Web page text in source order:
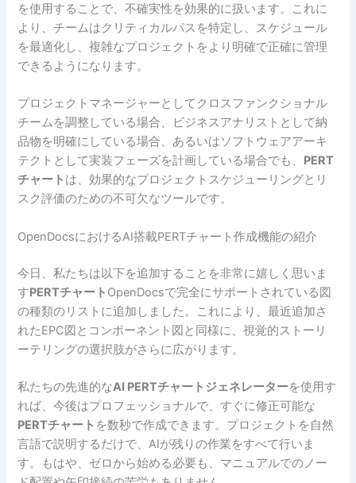
を使用することで、不確実性を効果的に扱います。これに
より、チームはクリティカルパスを特定し、スケジュール
を最適化し、複雑なプロジェクトをより明確で正確に管理
できるようになります。
プロジェクトマネージャーとしてクロスファンクショナル
チームを調整している場合、ビジネスアナリストとして納
品物を明確にしている場合、あるいはソフトウェアアーキ
テクトとして実装フェーズを計画している場合でも、 PERT
チャート は、効果的なプロジェクトスケジューリングとリ
スク評価のための不可欠なツールです。
OpenDocsにおけるAI搭載PERTチャート作成機能の紹介
今日、私たちは以下を追加することを非常に嬉しく思いま
すPERTチャート OpenDocsで完全にサポートされている図
の種類のリストに追加しました。これにより、最近追加さ
れたEPC図とコンポーネント図と同様に、視覚的ストーリ
ーテリングの選択肢がさらに広がります。
私たちの先進的なAI PERTチャートジェネレーターを使用す
れば、今後はプロフェッショナルで、すぐに修正可能な
PERTチャート を数秒で作成できます。プロジェクトを自然
言語で説明するだけで、AIが残りの作業をすべて行いま
す。もはや、ゼロから始める必要も、マニュアルでのノー